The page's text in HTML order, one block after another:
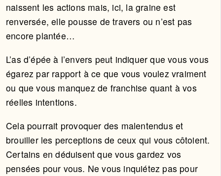
naissent les actions mais, ici, la graine est
renversée, elle pousse de travers ou n’est pas
encore plantée…
L’as d’épée à l’envers peut indiquer que vous vous
égarez par rapport à ce que vous voulez vraiment
ou que vous manquez de franchise quant à vos
réelles intentions.
Cela pourrait provoquer des malentendus et
brouiller les perceptions de ceux qui vous côtoient.
Certains en déduisent que vous gardez vos
pensées pour vous. Ne vous inquiétez pas pour